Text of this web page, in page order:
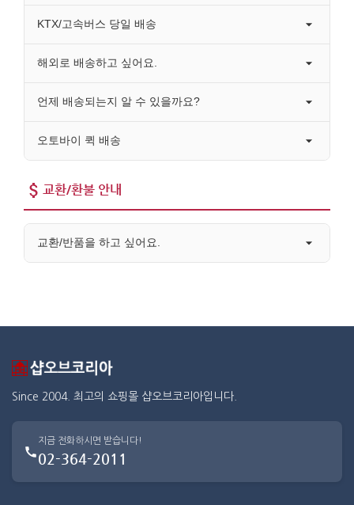
KTX/고속버스 당일 배송
해외로 배송하고 싶어요.
언제 배송되는지 알 수 있을까요?
오토바이 퀵 배송
교환/환불 안내
교환/반품을 하고 싶어요.
Since 2004. 최고의 쇼핑몰 샵오브코리아입니다.
지금 전화하시면 받습니다!
02-364-2011